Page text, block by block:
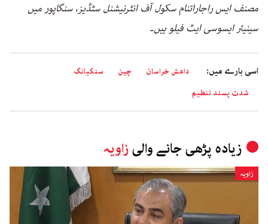
مصنف ایس راجاراتنام سکول آف انٹرنیشنل سٹڈیز، سنگاپور میں
سینیئر ایسوسی ایٹ فیلو ہیں۔
اسی بارے میں: داعش خراسان چین
سنکیانگ
شدت پسند تنظیم
زیادہ پڑھی جانے والیزاویہ
زاویہ